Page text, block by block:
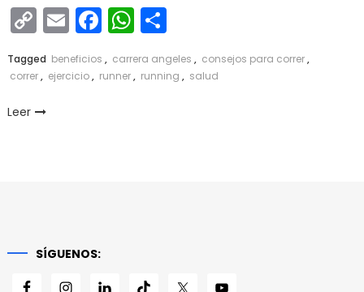
Copy
Link
EmailFacebook
WhatsApp
Compartir
Tagged beneficios , carrera angeles , consejos para correr,
correr, ejercicio, runner, running , salud
Leer
SÍGUENOS: